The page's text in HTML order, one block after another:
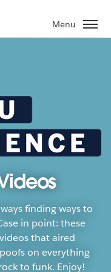
Menu
finding ways to
in point: these
that aired
on everything
to funk. Enjoy!